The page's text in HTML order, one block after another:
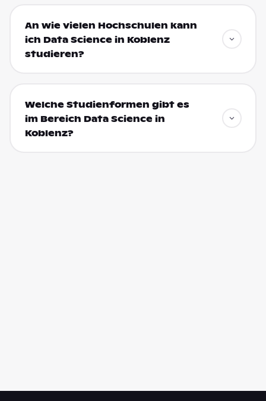
An wie vielen Hochschulen kann
ich Data Science in Koblenz
studieren?
Welche Studienformen gibt es
im Bereich Data Science in
Koblenz?